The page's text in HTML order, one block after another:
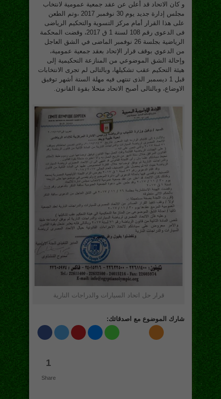
و كان الاتحاد قد أعلن عن عقد جمعية عمومية لانتخاب
مجلس إدارة جديد يوم 30 نوفمبر 2017 ،وتم الطعن
على هذا القرار أمام مركز التسوية والتحكيم الرياضى
فى الدعوى رقم 108 لسنة 1 ق 2017، وقضت المحكمة
الرياضية بجلسة 26 نوفمبر الماضى في الشق العاجل
من الدعوي بوقف قرار الإتحاد بعقد جمعية عمومية،
وإحالة الشق الموضوعي من المنازعة التحكيمية إلى
هيئة التحكيم عقب تشكيلها، وبالتالى لم تجرى الانتخابات
قبل 1 ديسمبر الذى تنتهى فيه مهلة الستة أشهر توفيق
الاوضاع، وبالتالى أصبح الاتحاد منحلا بقوة القانون.
قرار حل اتحاد السيارات والدراجات النارية
شارك الموضوع مع اصدقائك:
1
Share